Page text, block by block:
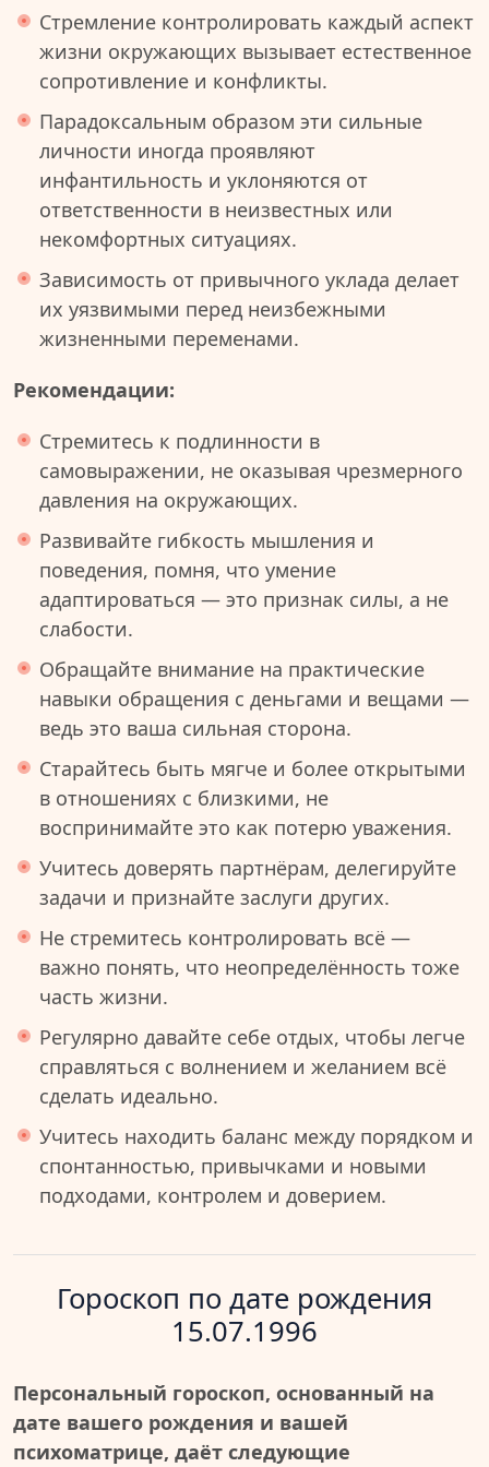
Стремление контролировать каждый аспект
жизни окружающих вызывает естественное
сопротивление и конфликты.
Парадоксальным образом эти сильные
личности иногда проявляют
инфантильность и уклоняются от
ответственности в неизвестных или
некомфортных ситуациях.
Зависимость от привычного уклада делает
их уязвимыми перед неизбежными
жизненными переменами.
Рекомендации:
Стремитесь к подлинности в
самовыражении, не оказывая чрезмерного
давления на окружающих.
Развивайте гибкость мышления и
поведения, помня, что умение
адаптироваться — это признак силы, а не
слабости.
Обращайте внимание на практические
навыки обращения с деньгами и вещами —
ведь это ваша сильная сторона.
Старайтесь быть мягче и более открытыми
в отношениях с близкими, не
воспринимайте это как потерю уважения.
Учитесь доверять партнёрам, делегируйте
задачи и признайте заслуги других.
Не стремитесь контролировать всё —
важно понять, что неопределённость тоже
часть жизни.
Регулярно давайте себе отдых, чтобы легче
справляться с волнением и желанием всё
сделать идеально.
Учитесь находить баланс между порядком и
спонтанностью, привычками и новыми
подходами, контролем и доверием.
Гороскоп по дате рождения
15.07.1996
Персональный гороскоп, основанный на
дате вашего рождения и вашей
психоматрице, даёт следующие